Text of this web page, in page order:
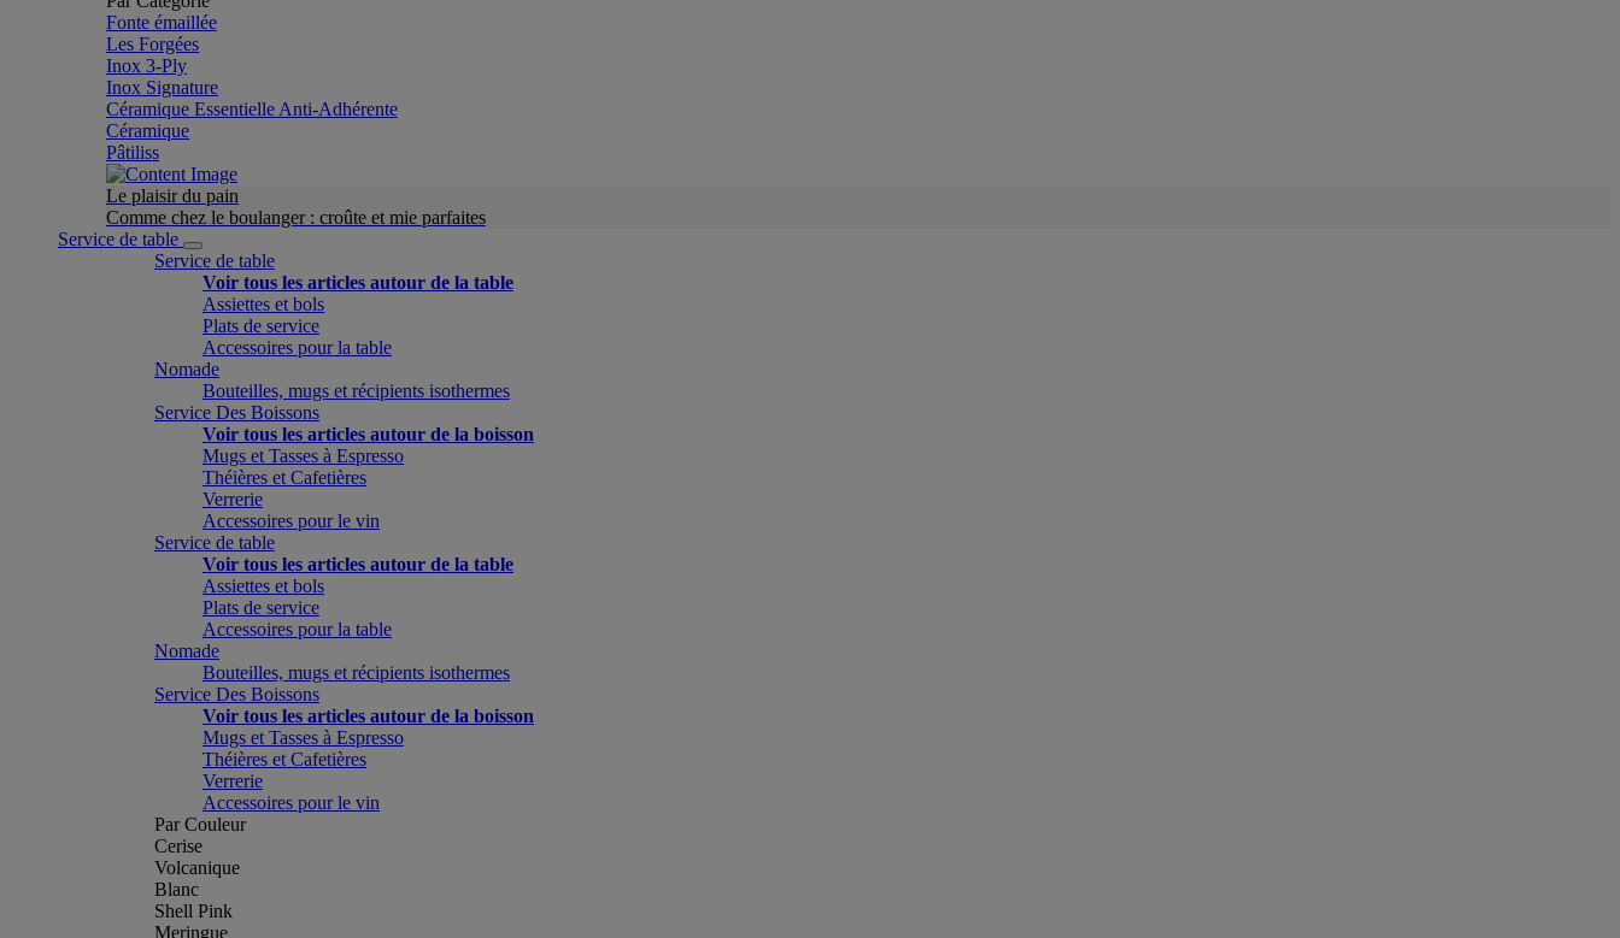
Fonte émaillée
Les Forgées
Inox 3-Ply
Inox Signature
Céramique Essentielle Anti-Adhérente
Céramique
Pâtiliss
Le plaisir du pain
Comme chez le boulanger : croûte et mie parfaites
Service de table
Service de table
Voir tous les articles autour de la table
Assiettes et bols
Plats de service
Accessoires pour la table
Nomade
Bouteilles, mugs et récipients isothermes
Service Des Boissons
Voir tous les articles autour de la boisson
Mugs et Tasses à Espresso
Théières et Cafetières
Verrerie
Accessoires pour le vin
Service de table
Voir tous les articles autour de la table
Assiettes et bols
Plats de service
Accessoires pour la table
Nomade
Bouteilles, mugs et récipients isothermes
Service Des Boissons
Voir tous les articles autour de la boisson
Mugs et Tasses à Espresso
Théières et Cafetières
Verrerie
Accessoires pour le vin
Par Couleur
Cerise
Volcanique
Blanc
Shell Pink
Meringue